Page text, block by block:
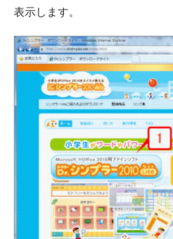
表示します。